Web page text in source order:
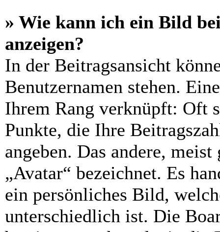
» Wie kann ich ein Bild
anzeigen?
In der Beitragsansicht
Benutzernamen stehen.
Ihrem Rang verknüpft: Oft
Punkte, die Ihre
angeben. Das andere,
„Avatar“ bezeichnet. Es
ein persönliches Bild,
unterschiedlich ist. Die